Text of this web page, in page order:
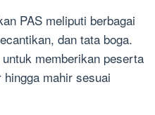
PAS meliputi berbagai
dan tata boga.
memberikan peserta
mahir sesuai